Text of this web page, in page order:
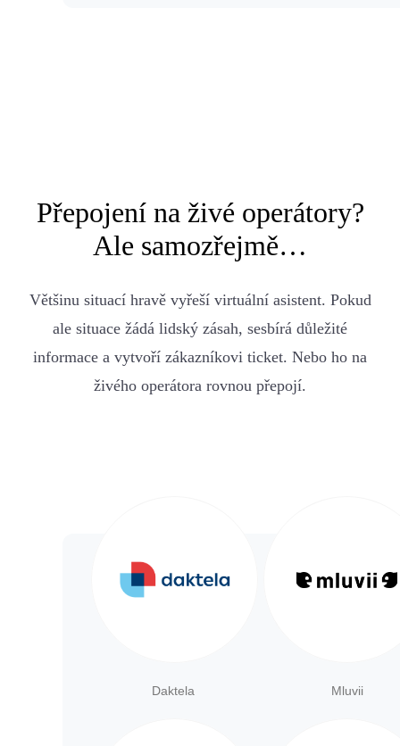
Přepojení na živé operátory?
Ale samozřejmě…
Většinu situací hravě vyřeší virtuální asistent. Pokud
ale situace žádá lidský zásah, sesbírá důležité
informace a vytvoří zákazníkovi ticket. Nebo ho na
živého operátora rovnou přepojí.